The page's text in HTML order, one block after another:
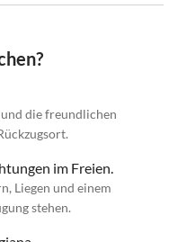
und die freundlichen
im Freien.
Liegen und einem
stehen.